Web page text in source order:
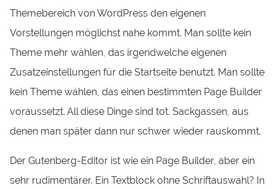
Themebereich von WordPress den eigenen
Vorstellungen möglichst nahe kommt. Man sollte kein
Theme mehr wählen, das irgendwelche eigenen
Zusatzeinstellungen für die Startseite benutzt. Man sollte
kein Theme wählen, das einen bestimmten Page Builder
voraussetzt. All diese Dinge sind tot. Sackgassen, aus
denen man später dann nur schwer wieder rauskommt.
Der Gutenberg-Editor ist wie ein Page Builder, aber ein
sehr rudimentärer. Ein Textblock ohne Schriftauswahl? In